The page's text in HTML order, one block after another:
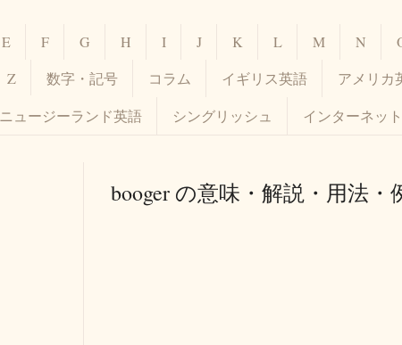
E F G H I J K L M N
Z 数字・記号 コラム イギリス英語 アメリカ
ニュージーランド英語 シングリッシュ インターネッ
booger の意味・解説・用法・